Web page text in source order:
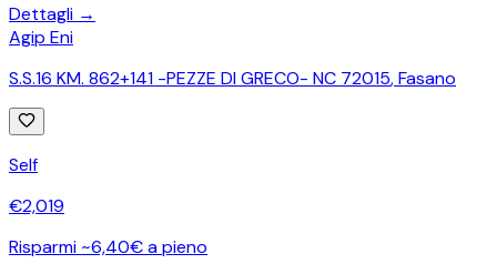
Dettagli →
Agip Eni
S.S.16 KM. 862+141 -PEZZE DI GRECO- NC 72015,Fasano
Self
€2,019
Risparmi ~6,40€ a pieno